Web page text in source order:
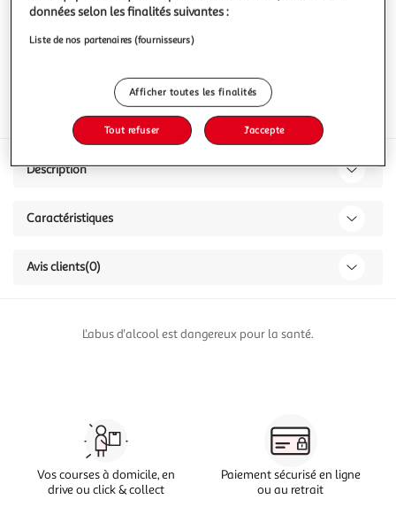
Afficher le prix
Interdit femme enceinte
Description
Caractéristiques
Avis clients(0)
L'abus d'alcool est dangereux pour la santé.
Vos courses à domicile, en
drive ou click & collect
Paiement sécurisé en ligne
ou au retrait
données selon les finalités suivantes :
Liste de nos partenaires (fournisseurs)
Afficher toutes les finalités
Tout refuser J'accepte